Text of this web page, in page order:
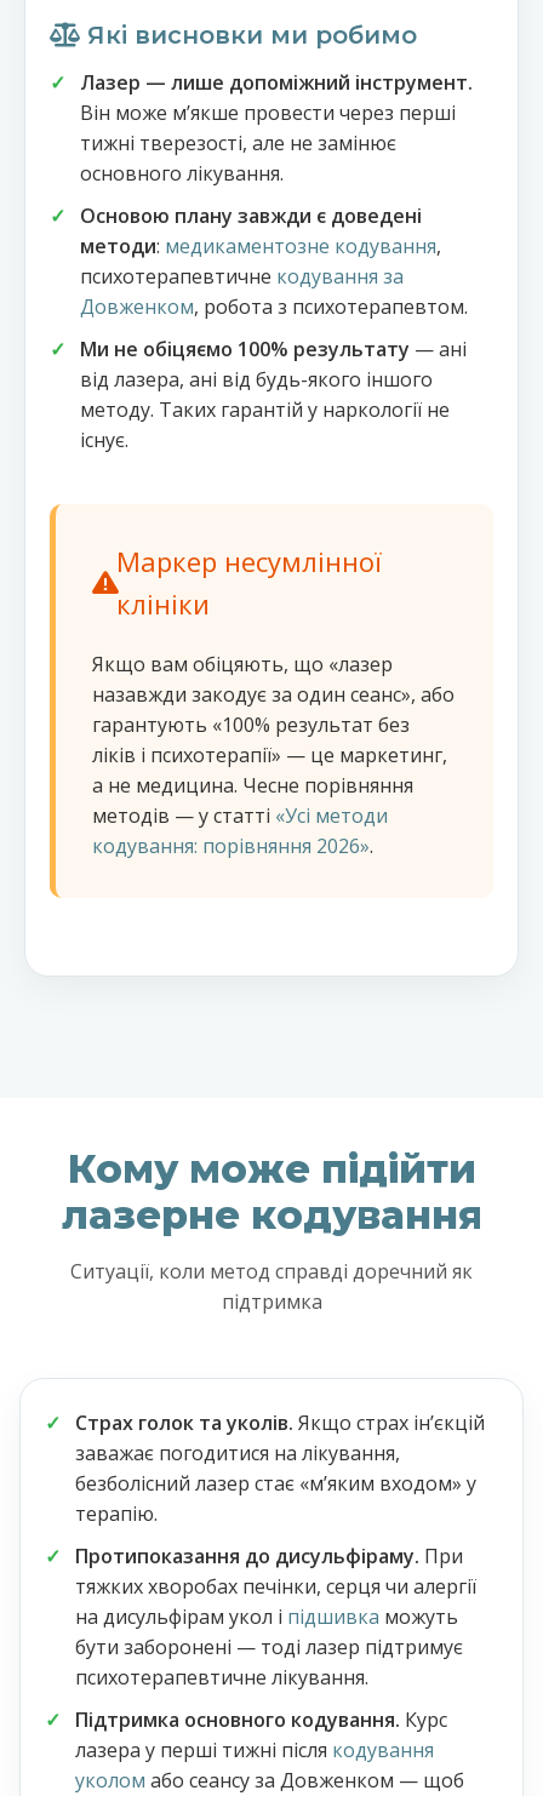
Які висновки ми робимо
Лазер — лише допоміжний інструмент.
Він може мʼякше провести через перші
тижні тверезості, але не замінює
основного лікування.
Основою плану завжди є доведені
методи: медикаментозне кодування,
психотерапевтичне кодування за
Довженком, робота з психотерапевтом.
Ми не обіцяємо 100% результату — ані
від лазера, ані від будь-якого іншого
методу. Таких гарантій у наркології не
існує.
Маркер несумлінної
клініки
Якщо вам обіцяють, що «лазер
назавжди закодує за один сеанс», або
гарантують «100% результат без
ліків і психотерапії» — це маркетинг,
а не медицина. Чесне порівняння
методів — у статті «Усі методи
кодування: порівняння 2026».
Кому може підійти
лазерне кодування
Ситуації, коли метод справді доречний як
підтримка
Страх голок та уколів. Якщо страх інʼєкцій
заважає погодитися на лікування,
безболісний лазер стає «мʼяким входом» у
терапію.
Протипоказання до дисульфіраму. При
тяжких хворобах печінки, серця чи алергії
на дисульфірам укол і підшивка можуть
бути заборонені — тоді лазер підтримує
психотерапевтичне лікування.
Підтримка основного кодування. Курс
лазера у перші тижні після кодування
уколом або сеансу за Довженком — щоб